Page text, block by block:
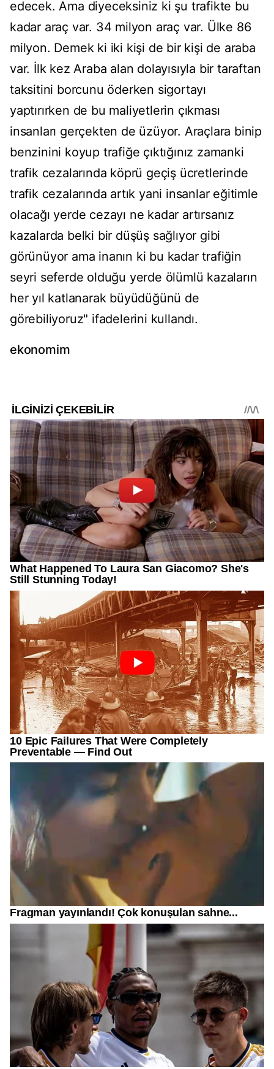
edecek. Ama diyeceksiniz ki şu trafikte bu
kadar araç var. 34 milyon araç var. Ülke 86
milyon. Demek ki iki kişi de bir kişi de araba
var. İlk kez Araba alan dolayısıyla bir taraftan
taksitini borcunu öderken sigortayı
yaptırırken de bu maliyetlerin çıkması
insanları gerçekten de üzüyor. Araçlara binip
benzinini koyup trafiğe çıktığınız zamanki
trafik cezalarında köprü geçiş ücretlerinde
trafik cezalarında artık yani insanlar eğitimle
olacağı yerde cezayı ne kadar artırsanız
kazalarda belki bir düşüş sağlıyor gibi
görünüyor ama inanın ki bu kadar trafiğin
seyri seferde olduğu yerde ölümlü kazaların
her yıl katlanarak büyüdüğünü de
görebiliyoruz" ifadelerini kullandı.
ekonomim